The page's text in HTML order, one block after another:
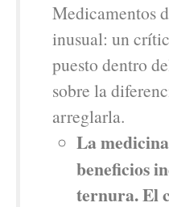
Medicamentos
inusual: un
puesto dentro
sobre la
arreglarla.
La
beneficios
ternura. El